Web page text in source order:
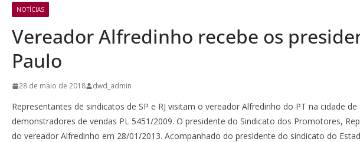
NOTÍCIAS
Vereador Alfredinho recebe os
Paulo
28 de maio de 2018 dwd_admin
Representantes de sindicatos de SP e RJ visitam o vereador Alfredinho do PT na
demonstradores de vendas PL 5451/2009. O presidente do Sindicato dos Promotores,
do vereador Alfredinho em 28/01/2013. Acompanhado do presidente do sindicato do